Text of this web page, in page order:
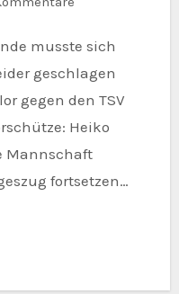
geschlagen
gegen den TSV
Heiko
Mannschaft
fortsetzen…